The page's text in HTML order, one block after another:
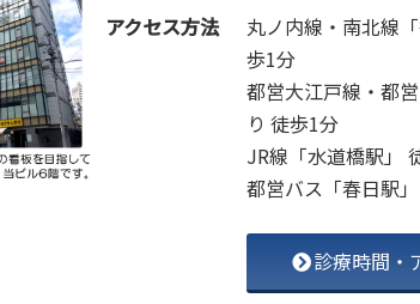
アクセス方法
丸ノ内線・南北線「
歩1分
都営大江戸線・都
り 徒歩1分
JR線「水道橋駅」
都営バス「春日駅
診療時間・